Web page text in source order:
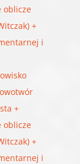
oblicze
+
i
+
oblicze
+
i